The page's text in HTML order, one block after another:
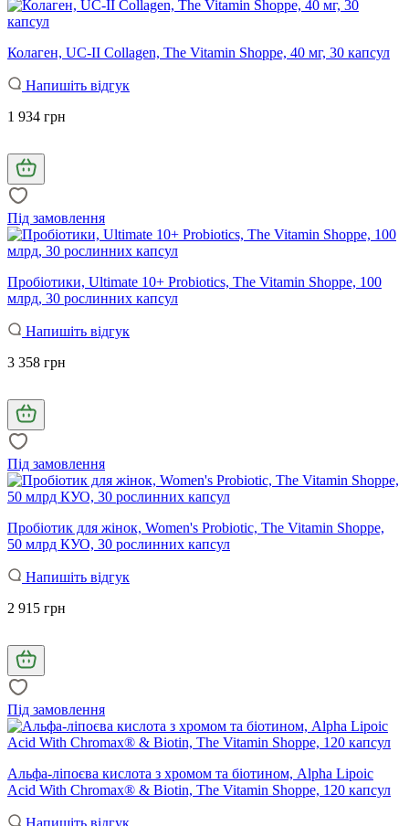
Колаген, UC-II Collagen, The Vitamin Shoppe, 40 мг, 30 капсул
Напишіть відгук
1 934 грн
Під замовлення
Пробіотики, Ultimate 10+ Probiotics, The Vitamin Shoppe, 100
млрд, 30 рослинних капсул
Напишіть відгук
3 358 грн
Під замовлення
Пробіотик для жінок, Women's Probiotic, The Vitamin Shoppe,
50 млрд КУО, 30 рослинних капсул
Напишіть відгук
2 915 грн
Під замовлення
Альфа-ліпоєва кислота з хромом та біотином, Alpha Lipoic
Acid With Chromax® & Biotin, The Vitamin Shoppe, 120 капсул
Напишіть відгук